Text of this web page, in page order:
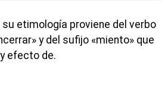
etimología proviene del verbo
y del sufijo «miento» que
efecto de.